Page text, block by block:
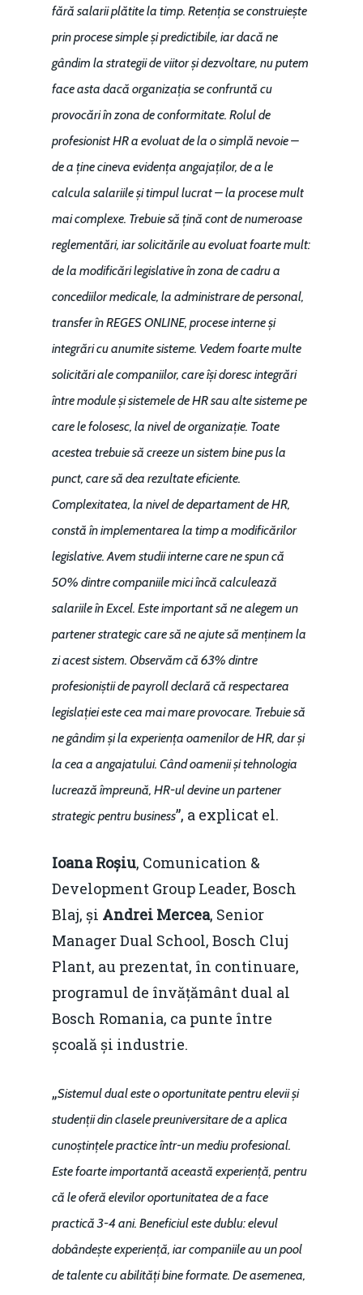
fără salarii plătite la timp. Retenția se construiește
prin procese simple și predictibile, iar dacă ne
gândim la strategii de viitor și dezvoltare, nu putem
face asta dacă organizația se confruntă cu
provocări în zona de conformitate. Rolul de
profesionist HR a evoluat de la o simplă nevoie –
de a ține cineva evidența angajaților, de a le
calcula salariile și timpul lucrat – la procese mult
mai complexe. Trebuie să țină cont de numeroase
reglementări, iar solicitările au evoluat foarte mult:
de la modificări legislative în zona de cadru a
concediilor medicale, la administrare de personal,
transfer în REGES ONLINE, procese interne și
integrări cu anumite sisteme. Vedem foarte multe
solicitări ale companiilor, care își doresc integrări
între module și sistemele de HR sau alte sisteme pe
care le folosesc, la nivel de organizație. Toate
acestea trebuie să creeze un sistem bine pus la
punct, care să dea rezultate eficiente.
Complexitatea, la nivel de departament de HR,
constă în implementarea la timp a modificărilor
legislative. Avem studii interne care ne spun că
50% dintre companiile mici încă calculează
salariile în Excel. Este important să ne alegem un
partener strategic care să ne ajute să menținem la
zi acest sistem. Observăm că 63% dintre
profesioniștii de payroll declară că respectarea
legislației este cea mai mare provocare. Trebuie să
ne gândim și la experiența oamenilor de HR, dar și
la cea a angajatului. Când oamenii și tehnologia
lucrează împreună, HR-ul devine un partener
strategic pentru business”, a explicat el.
Ioana Roșiu, Comunication &
Development Group Leader, Bosch
Blaj, și Andrei Mercea, Senior
Manager Dual School, Bosch Cluj
Plant, au prezentat, în continuare,
programul de învățământ dual al
Bosch Romania, ca punte între
școală și industrie.
„Sistemul dual este o oportunitate pentru elevii și
studenții din clasele preuniversitare de a aplica
cunoștințele practice într-un mediu profesional.
Este foarte importantă această experiență, pentru
că le oferă elevilor oportunitatea de a face
practică 3-4 ani. Beneficiul este dublu: elevul
dobândește experiență, iar companiile au un pool
de talente cu abilități bine formate. De asemenea,
Home
Despre
Evenimente
Foto
resurselor naturale
Video
Marea Neagră în Noua
economie
EM360 Talk
Contact